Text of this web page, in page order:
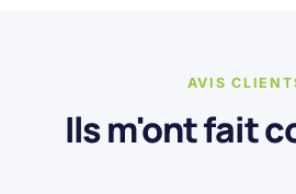
AVIS
Ils m'ont fait